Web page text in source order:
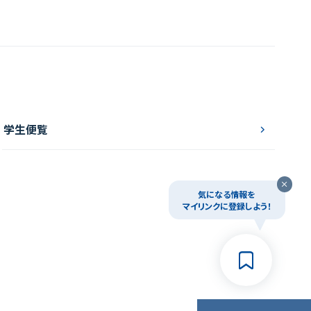
学生便覧
気になる情報を
マイリンクに登録しよう！